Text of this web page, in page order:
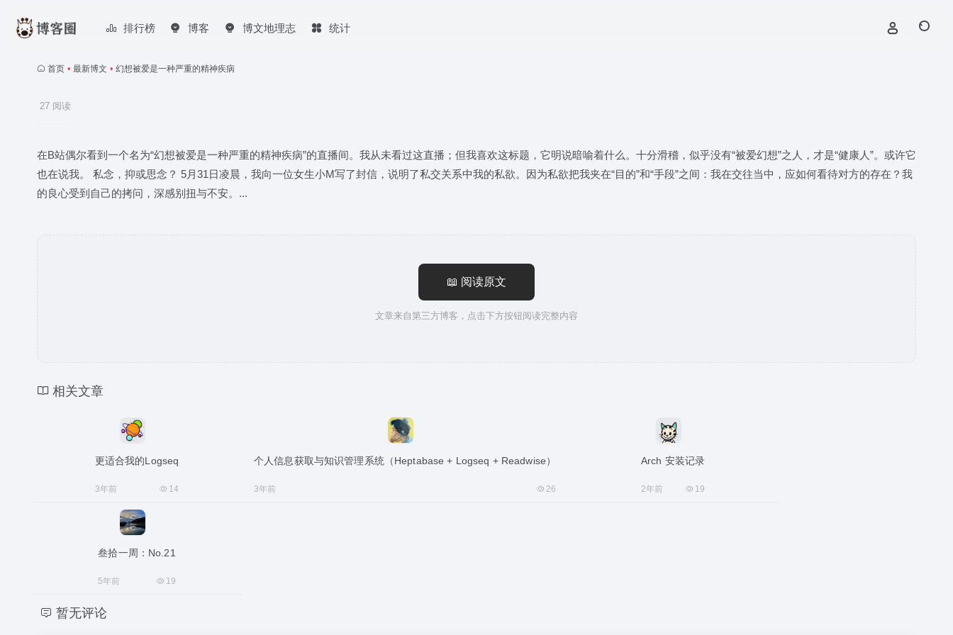
排行榜 博客 博文地理志 统计
首页 • 最新博文 • 幻想被爱是一种严重的精神疾病
27 阅读
在B站偶尔看到一个名为“幻想被爱是一种严重的精神疾病”的直播间。我从未看过这直播；但我喜欢这标题，它明说暗喻着什么。十分滑稽，似乎没有“被爱幻想”之人，才是“健康人”。或许它
也在说我。 私念，抑或思念？ 5月31日凌晨，我向一位女生小M写了封信，说明了私交关系中我的私欲。因为私欲把我夹在“目的”和“手段”之间：我在交往当中，应如何看待对方的存在？我
的良心受到自己的拷问，深感别扭与不安。...
📖 阅读原文
文章来自第三方博客，点击下方按钮阅读完整内容
相关文章
更适合我的Logseq
3年前 14
个人信息获取与知识管理系统（Heptabase + Logseq + Readwise）
3年前 26
Arch 安装记录
2年前 19
叁拾一周：No.21
5年前 19
暂无评论